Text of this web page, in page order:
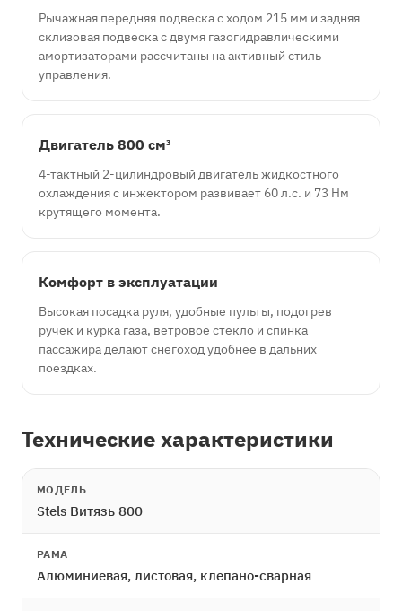
Рычажная передняя подвеска с ходом 215 мм и задняя
склизовая подвеска с двумя газогидравлическими
амортизаторами рассчитаны на активный стиль
управления.
Двигатель 800 см³
4-тактный 2-цилиндровый двигатель жидкостного
охлаждения с инжектором развивает 60 л.с. и 73 Нм
крутящего момента.
Комфорт в эксплуатации
Высокая посадка руля, удобные пульты, подогрев
ручек и курка газа, ветровое стекло и спинка
пассажира делают снегоход удобнее в дальних
поездках.
Технические характеристики
МОДЕЛЬ
Stels Витязь 800
РАМА
Алюминиевая, листовая, клепано-сварная